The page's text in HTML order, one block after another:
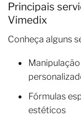
Principais
Vimedix
Conheça alguns
Fórmulas
estéticos